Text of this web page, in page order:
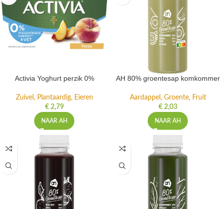
Activia Yoghurt perzik 0%
Zuivel, Plantaardig, Eieren
€2,79
NAAR AH
AH 80% groentesap komkommer
Aardappel, Groente, Fruit
€2,03
NAAR AH